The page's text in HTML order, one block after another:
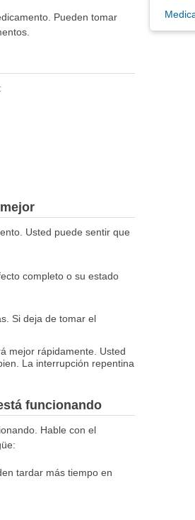
Pueden tomar
Usted puede sentir que
completo o su estado
Si deja de tomar el
mejor rápidamente. Usted
La interrupción repentina
funcionando
Hable con el
tardar más tiempo en